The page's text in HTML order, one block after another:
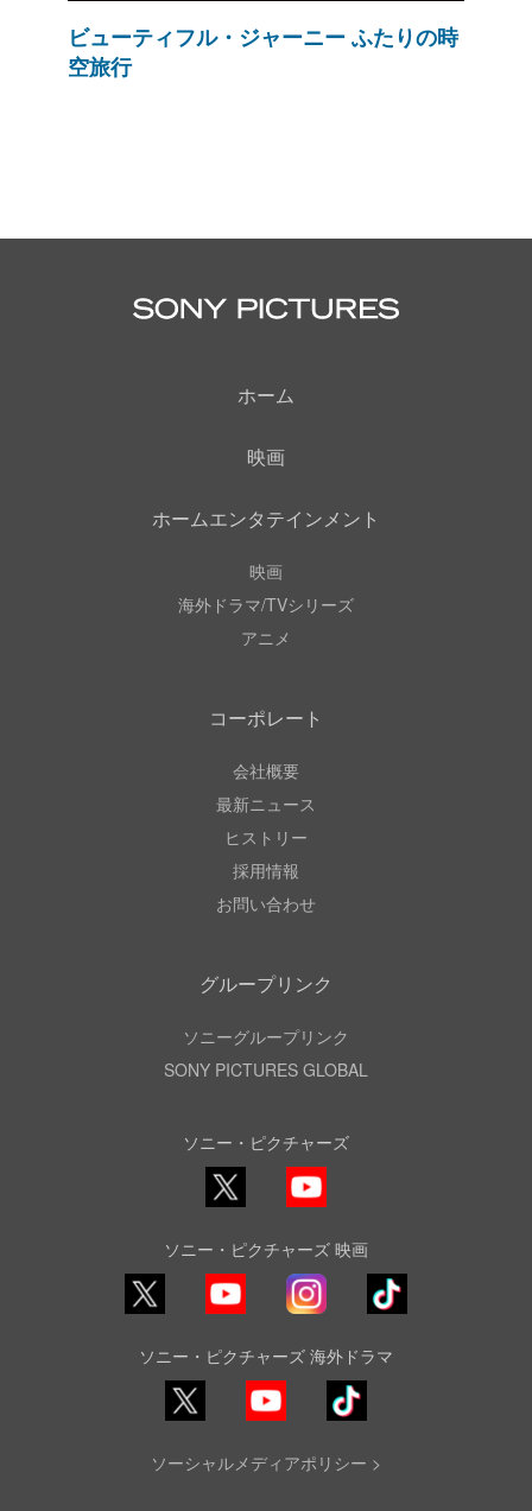
ビューティフル・ジャーニー ふたりの時
空旅行
ホーム
映画
ホームエンタテインメント
映画
海外ドラマ/TVシリーズ
アニメ
コーポレート
会社概要
最新ニュース
ヒストリー
採用情報
お問い合わせ
グループリンク
ソニーグループリンク
SONY PICTURES GLOBAL
ソニー・ピクチャーズ
X
YouTube
ソニー・ピクチャーズ 映画
YouTube Instagram
TikTok
ソニー・ピクチャーズ 海外ドラマ
YouTube
TikTok
ソーシャルメディアポリシー >